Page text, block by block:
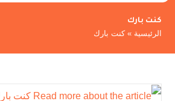
كنت بارك
الرئيسية »كنت بارك